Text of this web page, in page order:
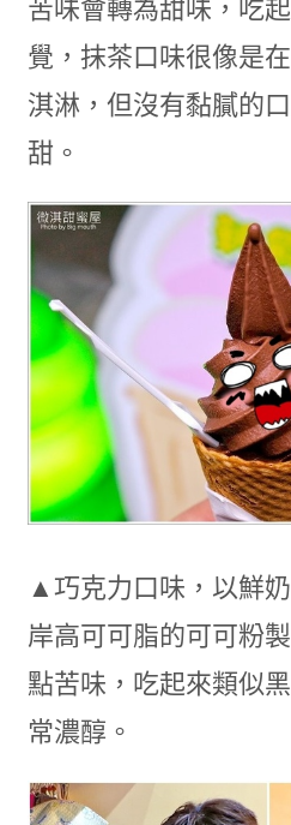
苦味會轉為甜味，吃
覺，抹茶口味很像是
淇淋，但沒有黏膩的
甜。
▲巧克力口味，以鮮
岸高可可脂的可可粉
點苦味，吃起來類似
常濃醇。